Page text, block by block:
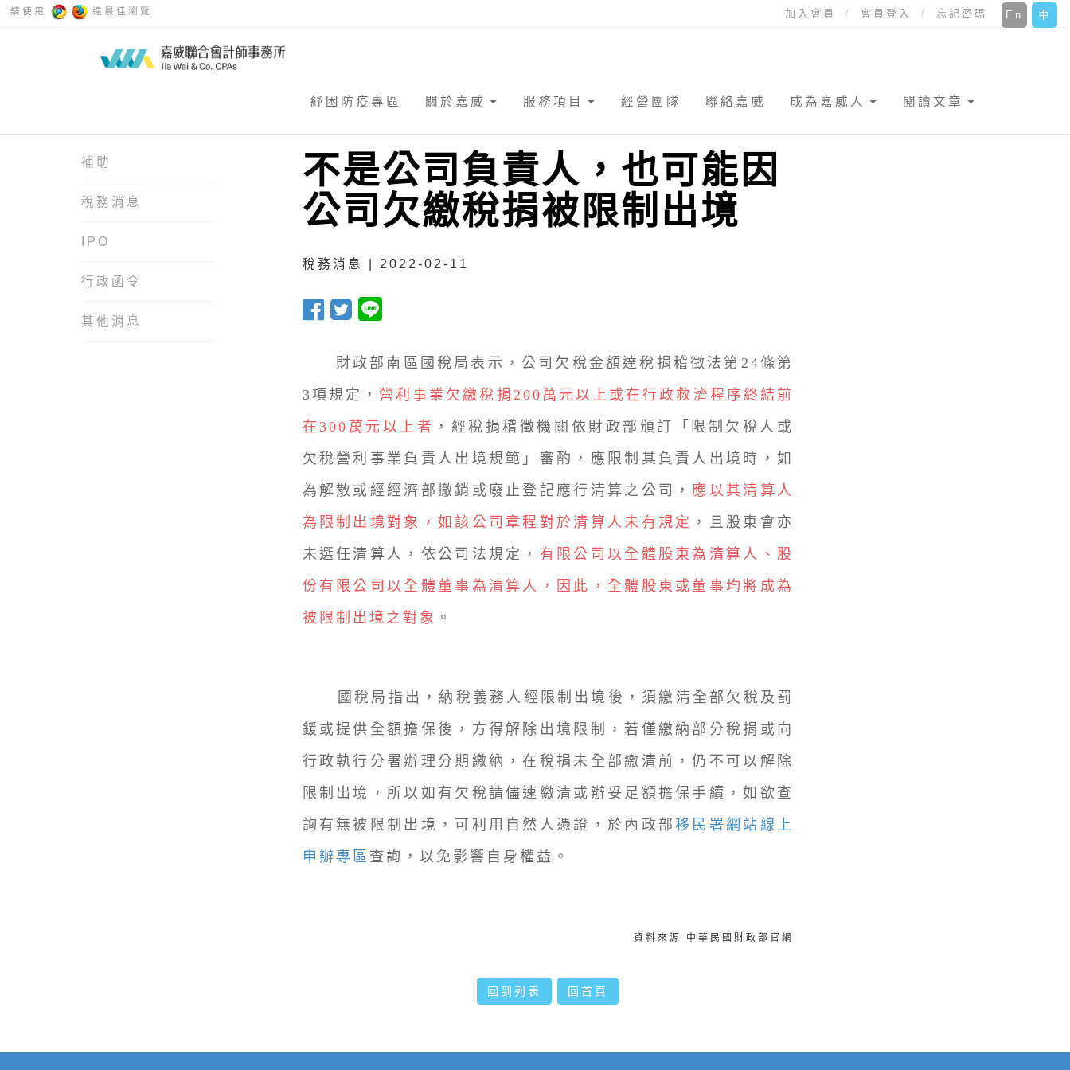
請使用 達最佳瀏覽 中
En
加入會員 會員登入 忘記密碼
紓困防疫專區 關於嘉威 服務項目 經營團隊 聯絡嘉威 成為嘉威人 閱讀文章
補助
稅務消息
IPO
行政函令
其他消息
不是公司負責人，也可能因
公司欠繳稅捐被限制出境
稅務消息 | 2022-02-11
財政部南區國稅局表示，公司欠稅金額達稅捐稽徵法第24條第
3項規定， 營利事業欠繳稅捐200萬元以上或在行政救濟程序終結前
在300萬元以上者 ，經稅捐稽徵機關依財政部頒訂「限制欠稅人或
欠稅營利事業負責人出境規範」審酌，應限制其負責人出境時，如
為解散或經經濟部撤銷或廢止登記應行清算之公司， 應以其清算人
為限制出境對象，如該公司章程對於清算人未有規定 ，且股東會亦
未選任清算人，依公司法規定， 有限公司以全體股東為清算人、股
份有限公司以全體董事為清算人，因此，全體股東或董事均將成為
被限制出境之對象 。
國稅局指出，納稅義務人經限制出境後，須繳清全部欠稅及罰
鍰或提供全額擔保後，方得解除出境限制，若僅繳納部分稅捐或向
行政執行分署辦理分期繳納，在稅捐未全部繳清前，仍不可以解除
限制出境，所以如有欠稅請儘速繳清或辦妥足額擔保手續，如欲查
詢有無被限制出境，可利用自然人憑證，於內政部移民署網站線上
申辦專區 查詢，以免影響自身權益。
資料來源 中華民國財政部官網
回到列表 回首頁